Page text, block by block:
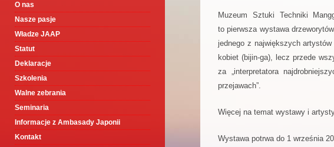
O nas
Nasze pasje
Władze JAAP
Statut
Deklaracje
Szkolenia
Walne zebrania
Seminaria
Informacje z Ambasady Japonii
Kontakt
Muzeum Sztuki Techniki
to pierwsza wystawa
jednego z największych
kobiet (bijin-ga), lecz przede
za „interpretatora
przejawach”.
Więcej na temat wystawy i
Wystawa potrwa do 1 września